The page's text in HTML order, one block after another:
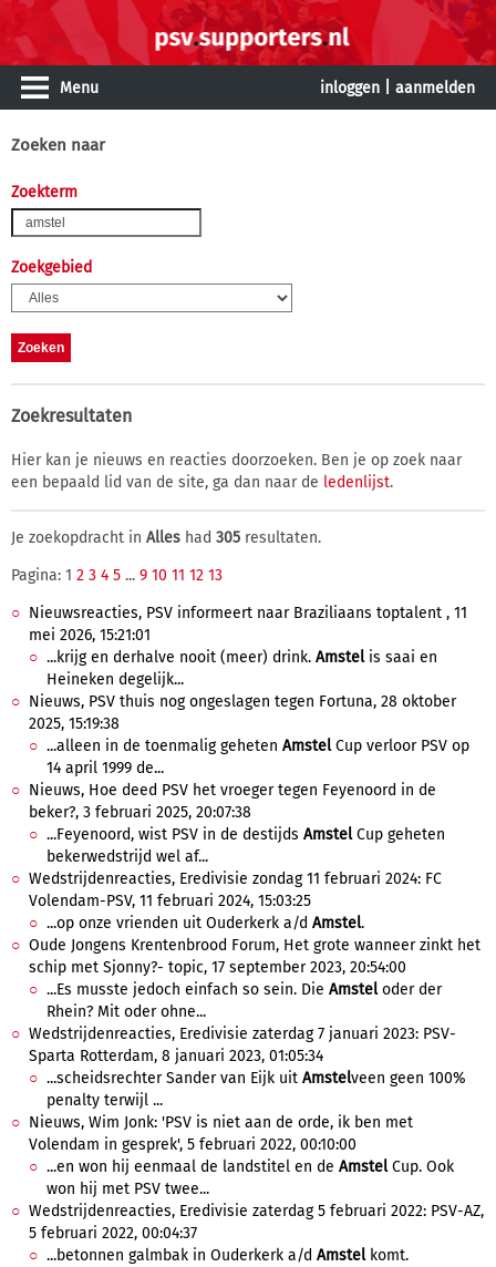
Menu inloggen aanmelden
Zoeken naar
Zoekterm
Zoekgebied
Zoekresultaten
Hier kan je nieuws en reacties doorzoeken. Ben je op zoek naar
een bepaald lid van de site, ga dan naar de ledenlijst.
Je zoekopdracht in Alles had 305 resultaten.
Pagina: 1 2 3 4 5 ... 9 10 11 12 13
Nieuwsreacties, PSV informeert naar Braziliaans toptalent , 11
mei 2026, 15:21:01
...krijg en derhalve nooit (meer) drink. Amstelis saai en
Heineken degelijk...
Nieuws, PSV thuis nog ongeslagen tegen Fortuna, 28 oktober
2025, 15:19:38
...alleen in de toenmalig geheten AmstelCup verloor PSV op
14 april 1999 de...
Nieuws, Hoe deed PSV het vroeger tegen Feyenoord in de
beker?, 3 februari 2025, 20:07:38
...Feyenoord, wist PSV in de destijds AmstelCup geheten
bekerwedstrijd wel af...
Wedstrijdenreacties, Eredivisie zondag 11 februari 2024: FC
Volendam-PSV, 11 februari 2024, 15:03:25
...op onze vrienden uit Ouderkerk a/d Amstel.
Oude Jongens Krentenbrood Forum, Het grote wanneer zinkt het
schip met Sjonny?- topic, 17 september 2023, 20:54:00
...Es musste jedoch einfach so sein. Die Amsteloder der
Rhein? Mit oder ohne...
Wedstrijdenreacties, Eredivisie zaterdag 7 januari 2023: PSV-
Sparta Rotterdam, 8 januari 2023, 01:05:34
...scheidsrechter Sander van Eijk uit Amstelveen geen 100%
penalty terwijl ...
Nieuws, Wim Jonk: 'PSV is niet aan de orde, ik ben met
Volendam in gesprek', 5 februari 2022, 00:10:00
...en won hij eenmaal de landstitel en de AmstelCup. Ook
won hij met PSV twee...
Wedstrijdenreacties, Eredivisie zaterdag 5 februari 2022: PSV-AZ,
5 februari 2022, 00:04:37
...betonnen galmbak in Ouderkerk a/d Amstelkomt.